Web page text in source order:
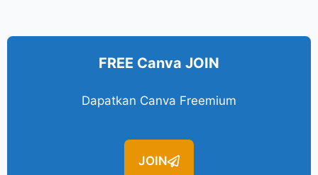
FREE Canva JOIN
Dapatkan Canva Freemium
JOIN